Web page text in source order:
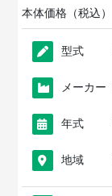
本体価格（税込）
型式
メーカー
年式
地域